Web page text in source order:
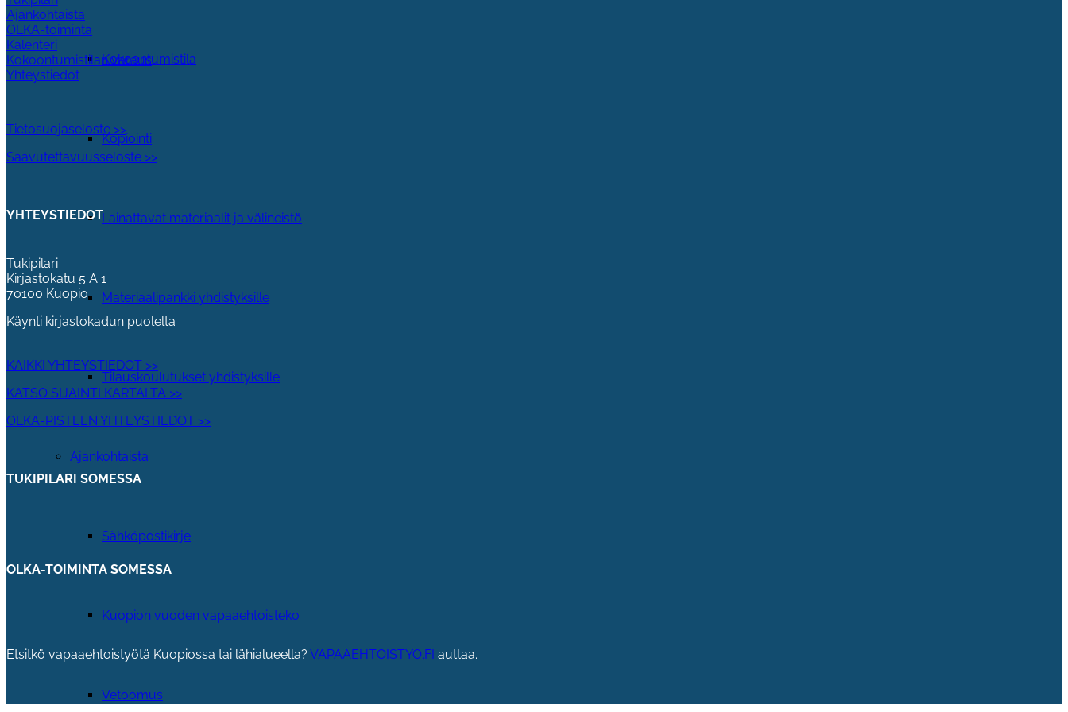
Kokoontumistila
Kopiointi
Lainattavat materiaalit ja välineistö
Materiaalipankki yhdistyksille
Tilauskoulutukset yhdistyksille
Ajankohtaista
Sähköpostikirje
Kuopion vuoden vapaaehtoisteko
Vetoomus
Ajankohtaista
OLKA-toiminta
Kalenteri
Kokoontumistilan varaus
Yhteystiedot
Tietosuojaseloste >>
Saavutettavuusseloste >>
YHTEYSTIEDOT
Tukipilari
Kirjastokatu 5 A 1
70100 Kuopio
Käynti kirjastokadun puolelta
KAIKKI YHTEYSTIEDOT >>
KATSO SIJAINTI KARTALTA >>
OLKA-PISTEEN YHTEYSTIEDOT >>
TUKIPILARI SOMESSA
OLKA-TOIMINTA SOMESSA
Etsitkö vapaaehtoistyötä Kuopiossa tai lähialueella? VAPAAEHTOISTYO.FI auttaa.